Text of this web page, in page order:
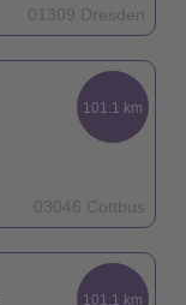
01309 Dresden
101.1 km
03046 Cottbus
101.1 km